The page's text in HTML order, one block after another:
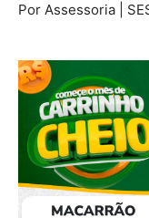
Por Assessoria |